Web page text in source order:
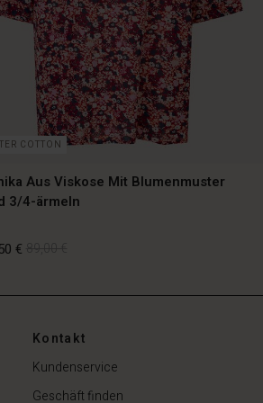
COTTON
Aus Viskose Mit Blumenmuster
3/4-ärmeln
€
Kontakt
Kundenservice
Geschäft finden